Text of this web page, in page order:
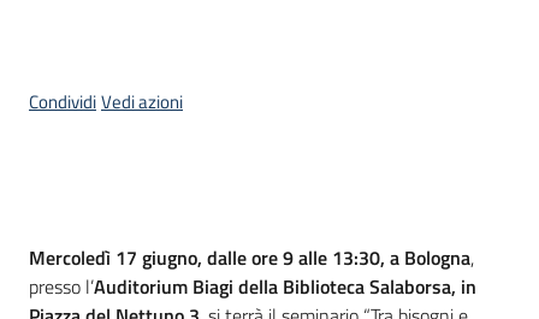
CondividiVedi azioni
Cos'è
Mercoledì 17 giugno, dalle ore 9 alle 13:30, a Bologna,
presso l’Auditorium Biagi della Biblioteca Salaborsa, in